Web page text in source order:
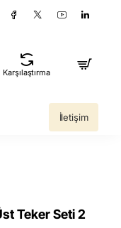
Karşılaştırma
İletişim
Teker Seti 2